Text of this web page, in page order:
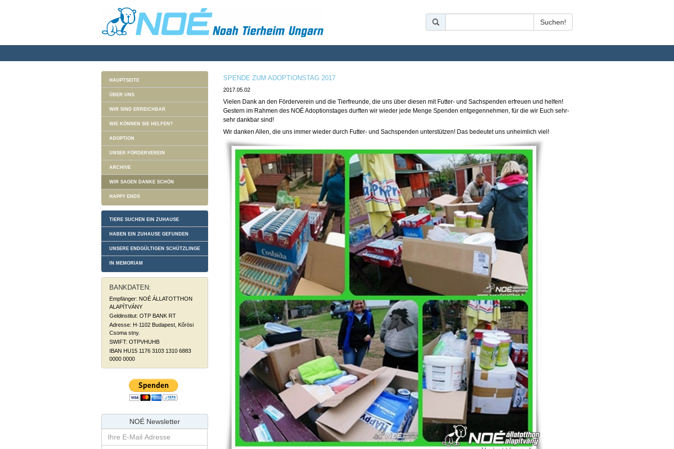
HAUPTSEITE
ÜBER UNS
WIR SIND ERREICHBAR
WIE KÖNNEN SIE HELFEN?
ADOPTION
UNSER FÖRDERVEREIN
ARCHIVE
WIR SAGEN DANKE SCHÖN
HAPPY ENDS
TIERE SUCHEN EIN ZUHAUSE
HABEN EIN ZUHAUSE GEFUNDEN
UNSERE ENDGÜLTIGEN SCHÜTZLINGE
IN MEMORIAM
BANKDATEN:
Empfänger: NOÉ ÁLLATOTTHON
ALAPÍTVÁNY
Geldinstitut: OTP BANK RT
Adresse: H-1102 Budapest, Kőrösi
Csoma stny.
SWIFT: OTPVHUHB
IBAN HU15 1176 3103 1310 6883
0000 0000
NOÉ Newsletter
SPENDE ZUM ADOPTIONSTAG 2017
2017.05.02
Vielen Dank an den Förderverein und die Tierfreunde, die uns über diesen mit Futter- und Sachspenden erfreuen und helfen!
Gestern im Rahmen des NOÉ Adoptionstages durften wir wieder jede Menge Spenden entgegennehmen, für die wir Euch sehr-
sehr dankbar sind!
Wir danken Allen, die uns immer wieder durch Futter- und Sachspenden unterstützen! Das bedeutet uns unheimlich viel!